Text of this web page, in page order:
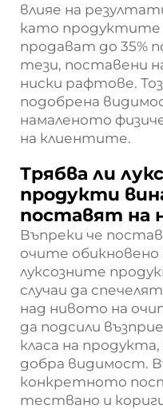
влияе на
като продуктите
продават до 35%
тези, поставени
ниски рафтове.
подобрена
намаленото
на клиентите.
Трябва ли
продукти
поставят на
Въпреки че
очите
луксозните
случаи да
над нивото на
да подсили
класа на
добра видимост.
конкретното
тествано и